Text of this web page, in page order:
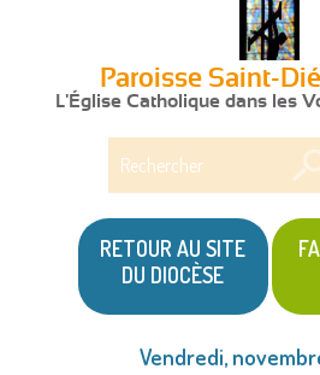
Paroisse Saint-Dié
L'Église Catholique dans les
RETOUR AU SITE
DU DIOCÈSE
Vendredi,